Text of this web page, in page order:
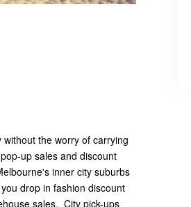
the worry of carrying
up sales and discount
inner city suburbs
drop in fashion discount
sales. City pick-ups